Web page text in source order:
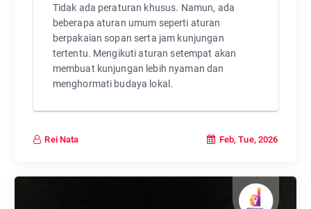
Tidak ada peraturan khusus. Namun, ada
beberapa aturan umum seperti aturan
berpakaian sopan serta jam kunjungan
tertentu. Mengikuti aturan setempat akan
membuat kunjungan lebih nyaman dan
menghormati budaya lokal.
Rei Nata Feb, Tue, 2026